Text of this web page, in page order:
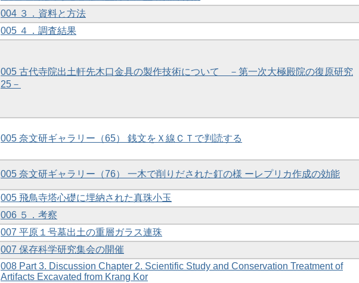
004 ３．資料と方法
005 ４．調査結果
005 古代寺院出土軒先木口金具の製作技術について －第一次大極殿院の復原研究
25－
005 奈文研ギャラリー（65） 銭文をＸ線ＣＴで判読する
005 奈文研ギャラリー（76） 一木で削りだされた釘の様 ーレプリカ作成の効能
005 飛鳥寺塔心礎に埋納された真珠小玉
006 ５．考察
007 平原１号墓出土の重層ガラス連珠
007 保存科学研究集会の開催
008 Part 3. Discussion Chapter 2. Scientific Study and Conservation Treatment of
Artifacts Excavated from Krang Kor